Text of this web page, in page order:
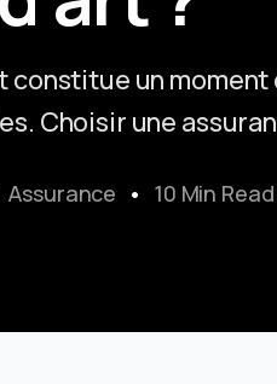
constitue un
Choisir une
Assurance 10 Min Read